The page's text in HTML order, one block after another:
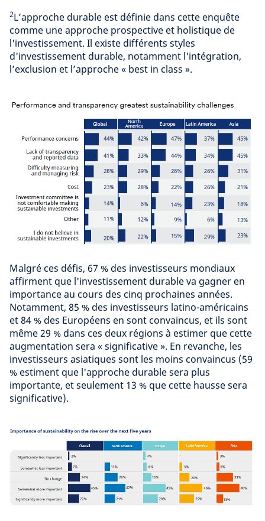
2L’approche durable est définie dans cette enquête
comme une approche prospective et holistique de
l'investissement. Il existe différents styles
d'investissement durable, notamment l'intégration,
l’exclusion et l’approche « best in class ».
Malgré ces défis, 67 % des investisseurs mondiaux
affirment que l'investissement durable va gagner en
importance au cours des cinq prochaines années.
Notamment, 85 % des investisseurs latino-américains
et 84 % des Européens en sont convaincus, et ils sont
même 29 % dans ces deux régions à estimer que cette
augmentation sera « significative ». En revanche, les
investisseurs asiatiques sont les moins convaincus (59
% estiment que l'approche durable sera plus
importante, et seulement 13 % que cette hausse sera
significative).